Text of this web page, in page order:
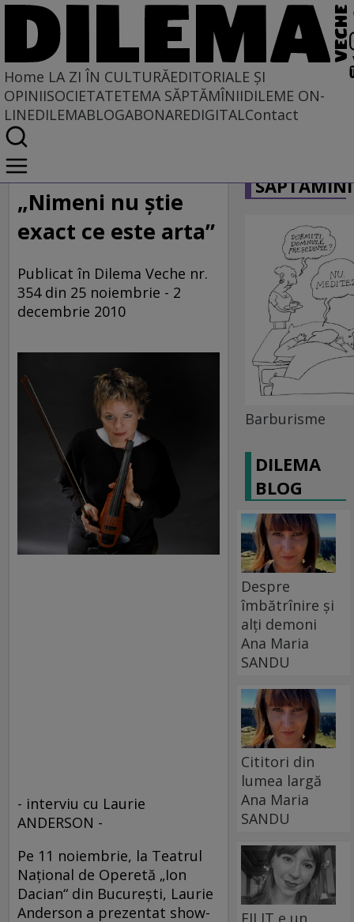
Home LA ZI ÎN CULTURĂEDITORIALE ȘI
OPINIISOCIETATETEMA SĂPTĂMÎNIIDILEME ON-
LINEDILEMABLOGABONAREDIGITALContact
Home
La zi în cultură
MUZICĂ
„Nimeni nu știe
exact ce este arta”
Publicat în Dilema Veche nr.
354 din 25 noiembrie - 2
decembrie 2010
- interviu cu Laurie
ANDERSON -
Pe 11 noiembrie, la Teatrul
Naţional de Operetă „Ion
Dacian“ din Bucureşti, Laurie
Anderson a prezentat show-
Barburisme
DILEMA
BLOG
Despre
îmbătrînire și
alți demoni
Ana Maria
SANDU
Cititori din
lumea largă
Ana Maria
SANDU
FILIT e un